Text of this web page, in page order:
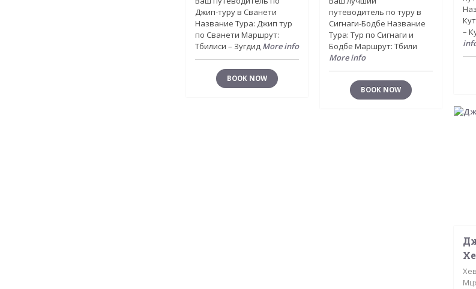
Джип-туру в Сванети
Название Тура: Джип тур
по Сванети Маршрут:
Тбилиси – Зугдид More info
BOOK NOW
путеводитель по туру в
Сигнаги-Бодбе Название
Тура: Тур по Сигнаги и
Бодбе Маршрут: Тбили
More info
BOOK NOW
–